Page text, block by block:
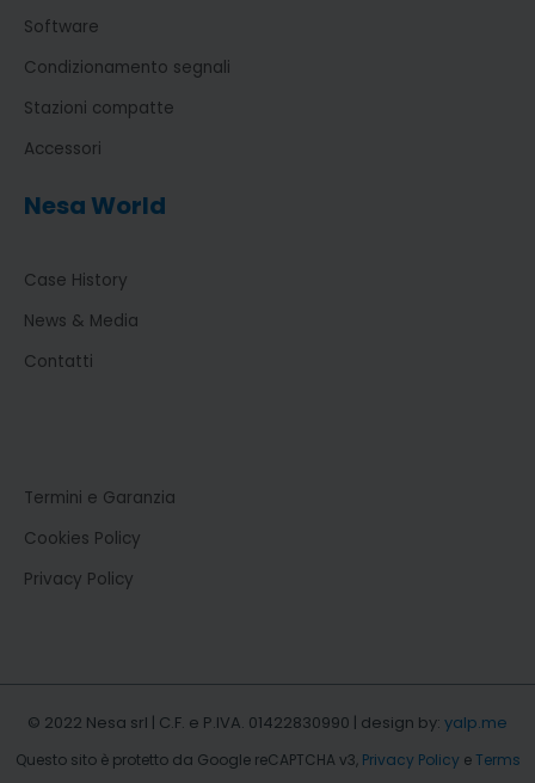
Software
Condizionamento segnali
Stazioni compatte
Accessori
Nesa World
Case History
News & Media
Contatti
Termini e Garanzia
Cookies Policy
Privacy Policy
© 2022 Nesa srl | C.F. e P.IVA. 01422830990 | design by: yalp.me
Questo sito è protetto da Google reCAPTCHA v3, Privacy Policy eTerms